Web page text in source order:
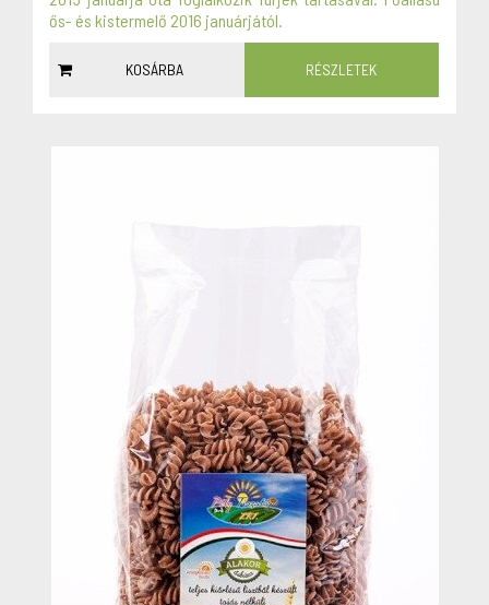
ős- és kistermelő 2016 januárjától.
KOSÁRBA RÉSZLETEK